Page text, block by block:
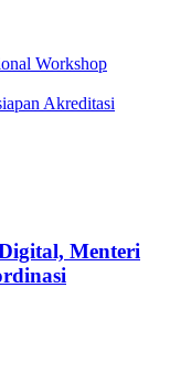
Workshop
Akreditasi
Menteri